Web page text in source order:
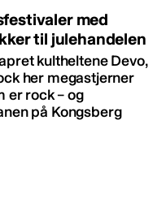
med
til julehandelen
kultheltene Devo,
her megastjerner
er rock – og
på Kongsberg